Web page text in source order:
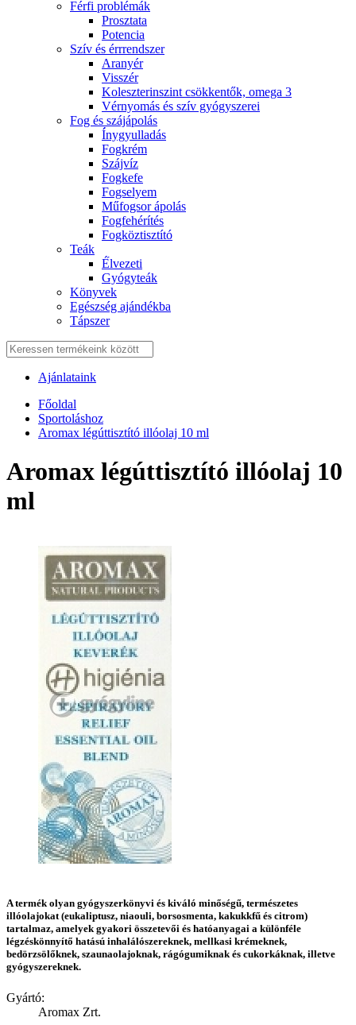
Férfi problémák
Prosztata
Potencia
Szív és érrrendszer
Aranyér
Visszér
Koleszterinszint csökkentők, omega 3
Vérnyomás és szív gyógyszerei
Fog és szájápolás
Í́nygyulladás
Fogkrém
Szájvíz
Fogkefe
Fogselyem
Műfogsor ápolás
Fogfehérítés
Fogköztisztító
Teák
É́lvezeti
Gyógyteák
Könyvek
Egészség ajándékba
Tápszer
Ajánlataink
Főoldal
Sportoláshoz
Aromax légúttisztító illóolaj 10 ml
Aromax légúttisztító illóolaj 10
ml
A termék olyan gyógyszerkönyvi és kiváló minőségű, természetes
illóolajokat (eukaliptusz, niaouli, borsosmenta, kakukkfű és citrom)
tartalmaz, amelyek gyakori összetevői és hatóanyagai a különféle
légzéskönnyítő hatású inhalálószereknek, mellkasi krémeknek,
bedörzsölőknek, szaunaolajoknak, rágógumiknak és cukorkáknak, illetve
gyógyszereknek.
Gyártó:
Aromax Zrt.